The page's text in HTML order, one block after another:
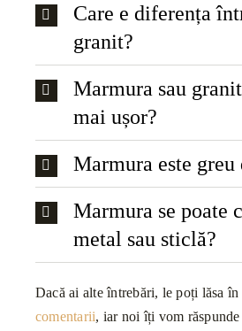
Care e diferența
granit?
Marmura sau
mai ușor?
Marmura este greu
Marmura se poate
metal sau sticlă?
Dacă ai alte întrebări, le poți lăsa în
comentarii, iar noi îți vom răspunde